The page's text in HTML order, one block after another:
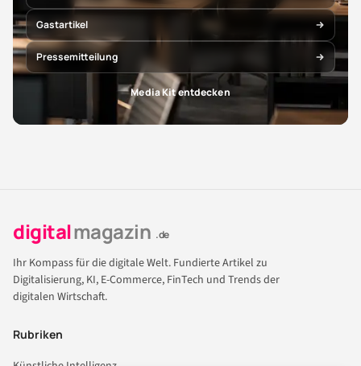
Gastartikel
Pressemitteilung
Media Kit entdecken
digitalmagazin .de
Ihr Kompass für die digitale Welt. Fundierte Artikel zu
Digitalisierung, KI, E-Commerce, FinTech und Trends der
digitalen Wirtschaft.
Rubriken